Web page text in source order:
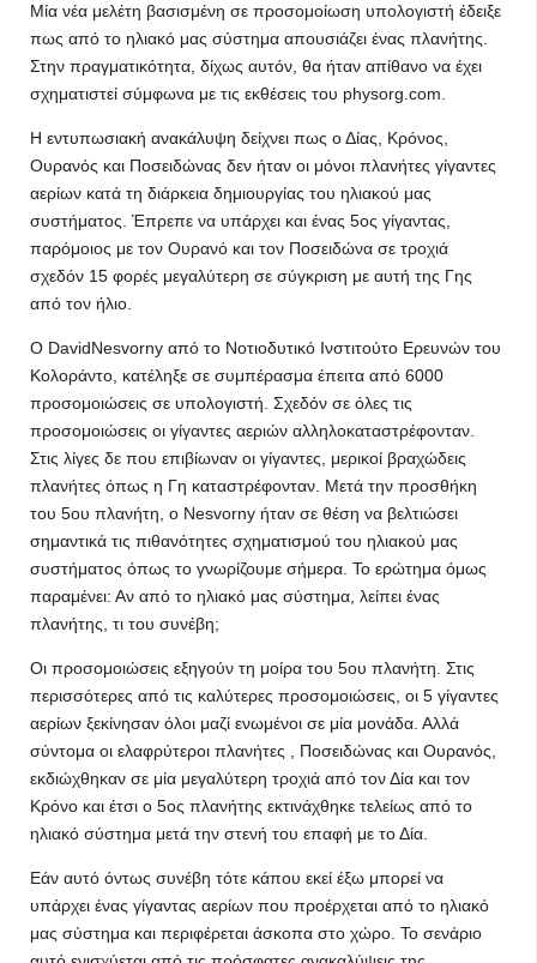
Μία νέα μελέτη βασισμένη σε προσομοίωση υπολογιστή έδειξε
πως από το ηλιακό μας σύστημα απουσιάζει ένας πλανήτης.
Στην πραγματικότητα, δίχως αυτόν, θα ήταν απίθανο να έχει
σχηματιστεί σύμφωνα με τις εκθέσεις του physorg.com.
Η εντυπωσιακή ανακάλυψη δείχνει πως ο Δίας, Κρόνος,
Ουρανός και Ποσειδώνας δεν ήταν οι μόνοι πλανήτες γίγαντες
αερίων κατά τη διάρκεια δημιουργίας του ηλιακού μας
συστήματος. Έπρεπε να υπάρχει και ένας 5ος γίγαντας,
παρόμοιος με τον Ουρανό και τον Ποσειδώνα σε τροχιά
σχεδόν 15 φορές μεγαλύτερη σε σύγκριση με αυτή της Γης
από τον ήλιο.
Ο DavidNesvorny από το Νοτιοδυτικό Ινστιτούτο Ερευνών του
Κολοράντο, κατέληξε σε συμπέρασμα έπειτα από 6000
προσομοιώσεις σε υπολογιστή. Σχεδόν σε όλες τις
προσομοιώσεις οι γίγαντες αεριών αλληλοκαταστρέφονταν.
Στις λίγες δε που επιβίωναν οι γίγαντες, μερικοί βραχώδεις
πλανήτες όπως η Γη καταστρέφονταν. Μετά την προσθήκη
του 5ου πλανήτη, ο Nesvorny ήταν σε θέση να βελτιώσει
σημαντικά τις πιθανότητες σχηματισμού του ηλιακού μας
συστήματος όπως το γνωρίζουμε σήμερα. Το ερώτημα όμως
παραμένει: Αν από το ηλιακό μας σύστημα, λείπει ένας
πλανήτης, τι του συνέβη;
Οι προσομοιώσεις εξηγούν τη μοίρα του 5ου πλανήτη. Στις
περισσότερες από τις καλύτερες προσομοιώσεις, οι 5 γίγαντες
αερίων ξεκίνησαν όλοι μαζί ενωμένοι σε μία μονάδα. Αλλά
σύντομα οι ελαφρύτεροι πλανήτες , Ποσειδώνας και Ουρανός,
εκδιώχθηκαν σε μία μεγαλύτερη τροχιά από τον Δία και τον
Κρόνο και έτσι ο 5ος πλανήτης εκτινάχθηκε τελείως από το
ηλιακό σύστημα μετά την στενή του επαφή με το Δία.
Εάν αυτό όντως συνέβη τότε κάπου εκεί έξω μπορεί να
υπάρχει ένας γίγαντας αερίων που προέρχεται από το ηλιακό
μας σύστημα και περιφέρεται άσκοπα στο χώρο. Το σενάριο